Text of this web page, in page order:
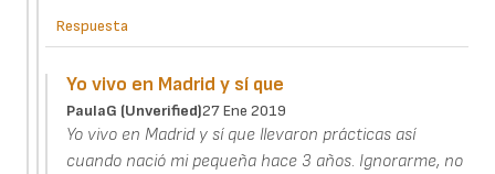
Respuesta
Yo vivo en Madrid y sí que
PaulaG (unverified)27 Ene 2019
Yo vivo en Madrid y sí que llevaron prácticas así
cuando nació mi pequeña hace 3 años. Ignorarme, no